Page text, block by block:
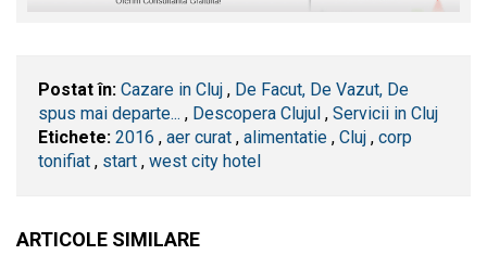
Postat în: Cazare in Cluj , De Facut, De Vazut, De
spus mai departe... , Descopera Clujul , Servicii in Cluj
Etichete: 2016 , aer curat , alimentatie , ​Cluj , corp
tonifiat , start , west city hotel
ARTICOLE SIMILARE